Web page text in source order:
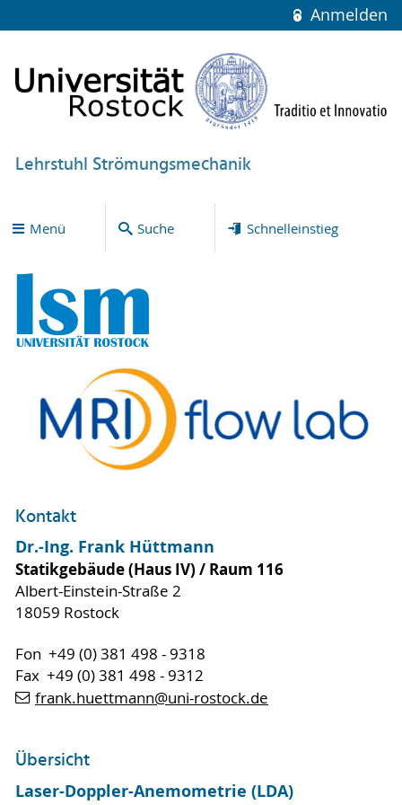
Anmelden
Lehrstuhl Strömungsmechanik
Menü Suche Schnelleinstieg
Kontakt
Dr.-Ing. Frank Hüttmann
Statikgebäude (Haus IV) / Raum 116
Albert-Einstein-Straße 2
18059 Rostock
Fon +49 (0) 381 498 - 9318
Fax +49 (0) 381 498 - 9312
frank.huettmann@uni-rostock.de
Übersicht
Laser-Doppler-Anemometrie (LDA)